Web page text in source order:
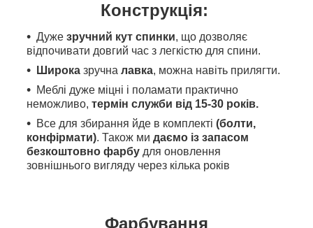
Конструкція:
Дуже зручний кут спинки, що дозволяє
відпочивати довгий час з легкістю для спини.
Широка зручна лавка, можна навіть прилягти.
Меблі дуже міцні і поламати практично
неможливо, термін служби від 15-30 років.
Все для збирання йде в комплекті (болти,
конфірмати). Також ми даємо із запасом
безкоштовно фарбу для оновлення
зовнішнього вигляду через кілька років
Фарбування